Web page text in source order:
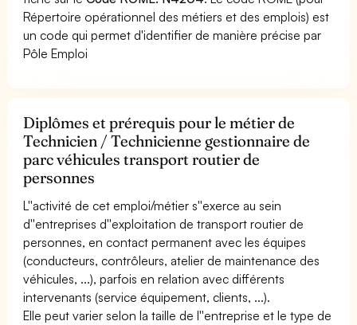
Répertoire opérationnel des métiers et des emplois) est
un code qui permet d'identifier de manière précise par
Pôle Emploi
Diplômes et prérequis pour le métier de
Technicien / Technicienne gestionnaire de
parc véhicules transport routier de
personnes
L''activité de cet emploi/métier s''exerce au sein
d''entreprises d''exploitation de transport routier de
personnes, en contact permanent avec les équipes
(conducteurs, contrôleurs, atelier de maintenance des
véhicules, ...), parfois en relation avec différents
intervenants (service équipement, clients, ...).
Elle peut varier selon la taille de l''entreprise et le type de